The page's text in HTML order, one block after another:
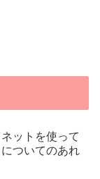
ットを使って
ついてのあれ